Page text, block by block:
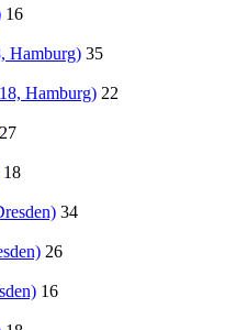
16
Hamburg) 35
Hamburg) 22
27
18
34
26
16